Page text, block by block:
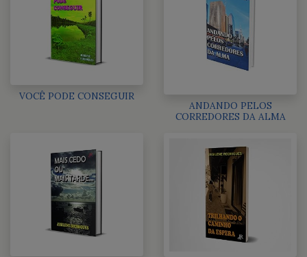
VOCÊ PODE CONSEGUIR
ANDANDO PELOS
CORREDORES DA ALMA